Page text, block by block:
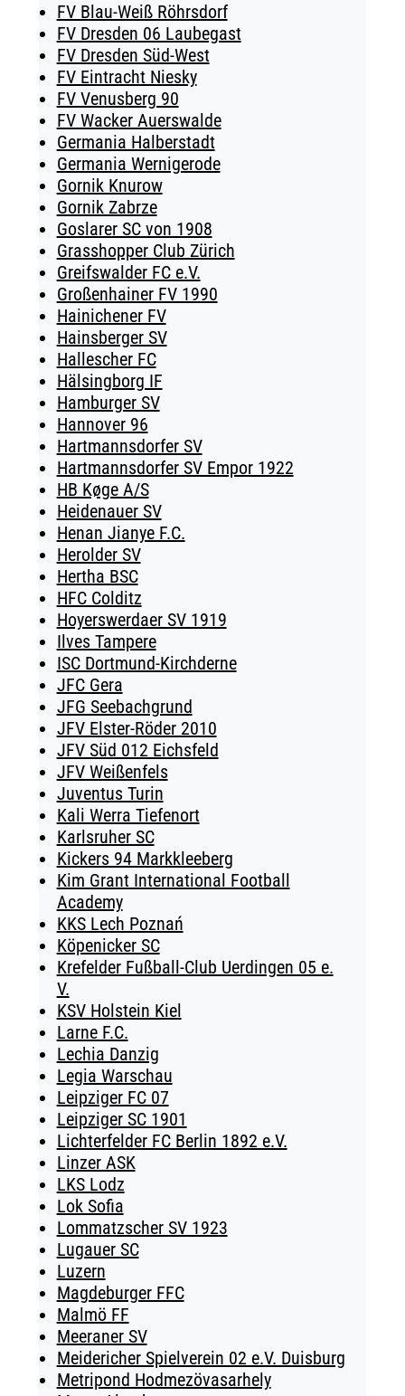
FV Blau-Weiß Röhrsdorf
FV Dresden 06 Laubegast
FV Dresden Süd-West
FV Eintracht Niesky
FV Venusberg 90
FV Wacker Auerswalde
Germania Halberstadt
Germania Wernigerode
Gornik Knurow
Gornik Zabrze
Goslarer SC von 1908
Grasshopper Club Zürich
Greifswalder FC e.V.
Großenhainer FV 1990
Hainichener FV
Hainsberger SV
Hallescher FC
Hälsingborg IF
Hamburger SV
Hannover 96
Hartmannsdorfer SV
Hartmannsdorfer SV Empor 1922
HB Køge A/S
Heidenauer SV
Henan Jianye F.C.
Herolder SV
Hertha BSC
HFC Colditz
Hoyerswerdaer SV 1919
Ilves Tampere
ISC Dortmund-Kirchderne
JFC Gera
JFG Seebachgrund
JFV Elster-Röder 2010
JFV Süd 012 Eichsfeld
JFV Weißenfels
Juventus Turin
Kali Werra Tiefenort
Karlsruher SC
Kickers 94 Markkleeberg
Kim Grant International Football
Academy
KKS Lech Poznań
Köpenicker SC
Krefelder Fußball-Club Uerdingen 05 e.
V.
KSV Holstein Kiel
Larne F.C.
Lechia Danzig
Legia Warschau
Leipziger FC 07
Leipziger SC 1901
Lichterfelder FC Berlin 1892 e.V.
Linzer ASK
LKS Lodz
Lok Sofia
Lommatzscher SV 1923
Lugauer SC
Luzern
Magdeburger FFC
Malmö FF
Meeraner SV
Meidericher Spielverein 02 e.V. Duisburg
Metripond Hodmezövasarhely